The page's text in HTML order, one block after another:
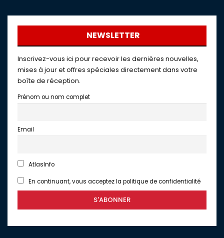
NEWSLETTER
Inscrivez-vous ici pour recevoir les dernières nouvelles,
mises à jour et offres spéciales directement dans votre
boîte de réception.
Prénom ou nom complet
Email
AtlasInfo
En continuant, vous acceptez la politique de confidentialité